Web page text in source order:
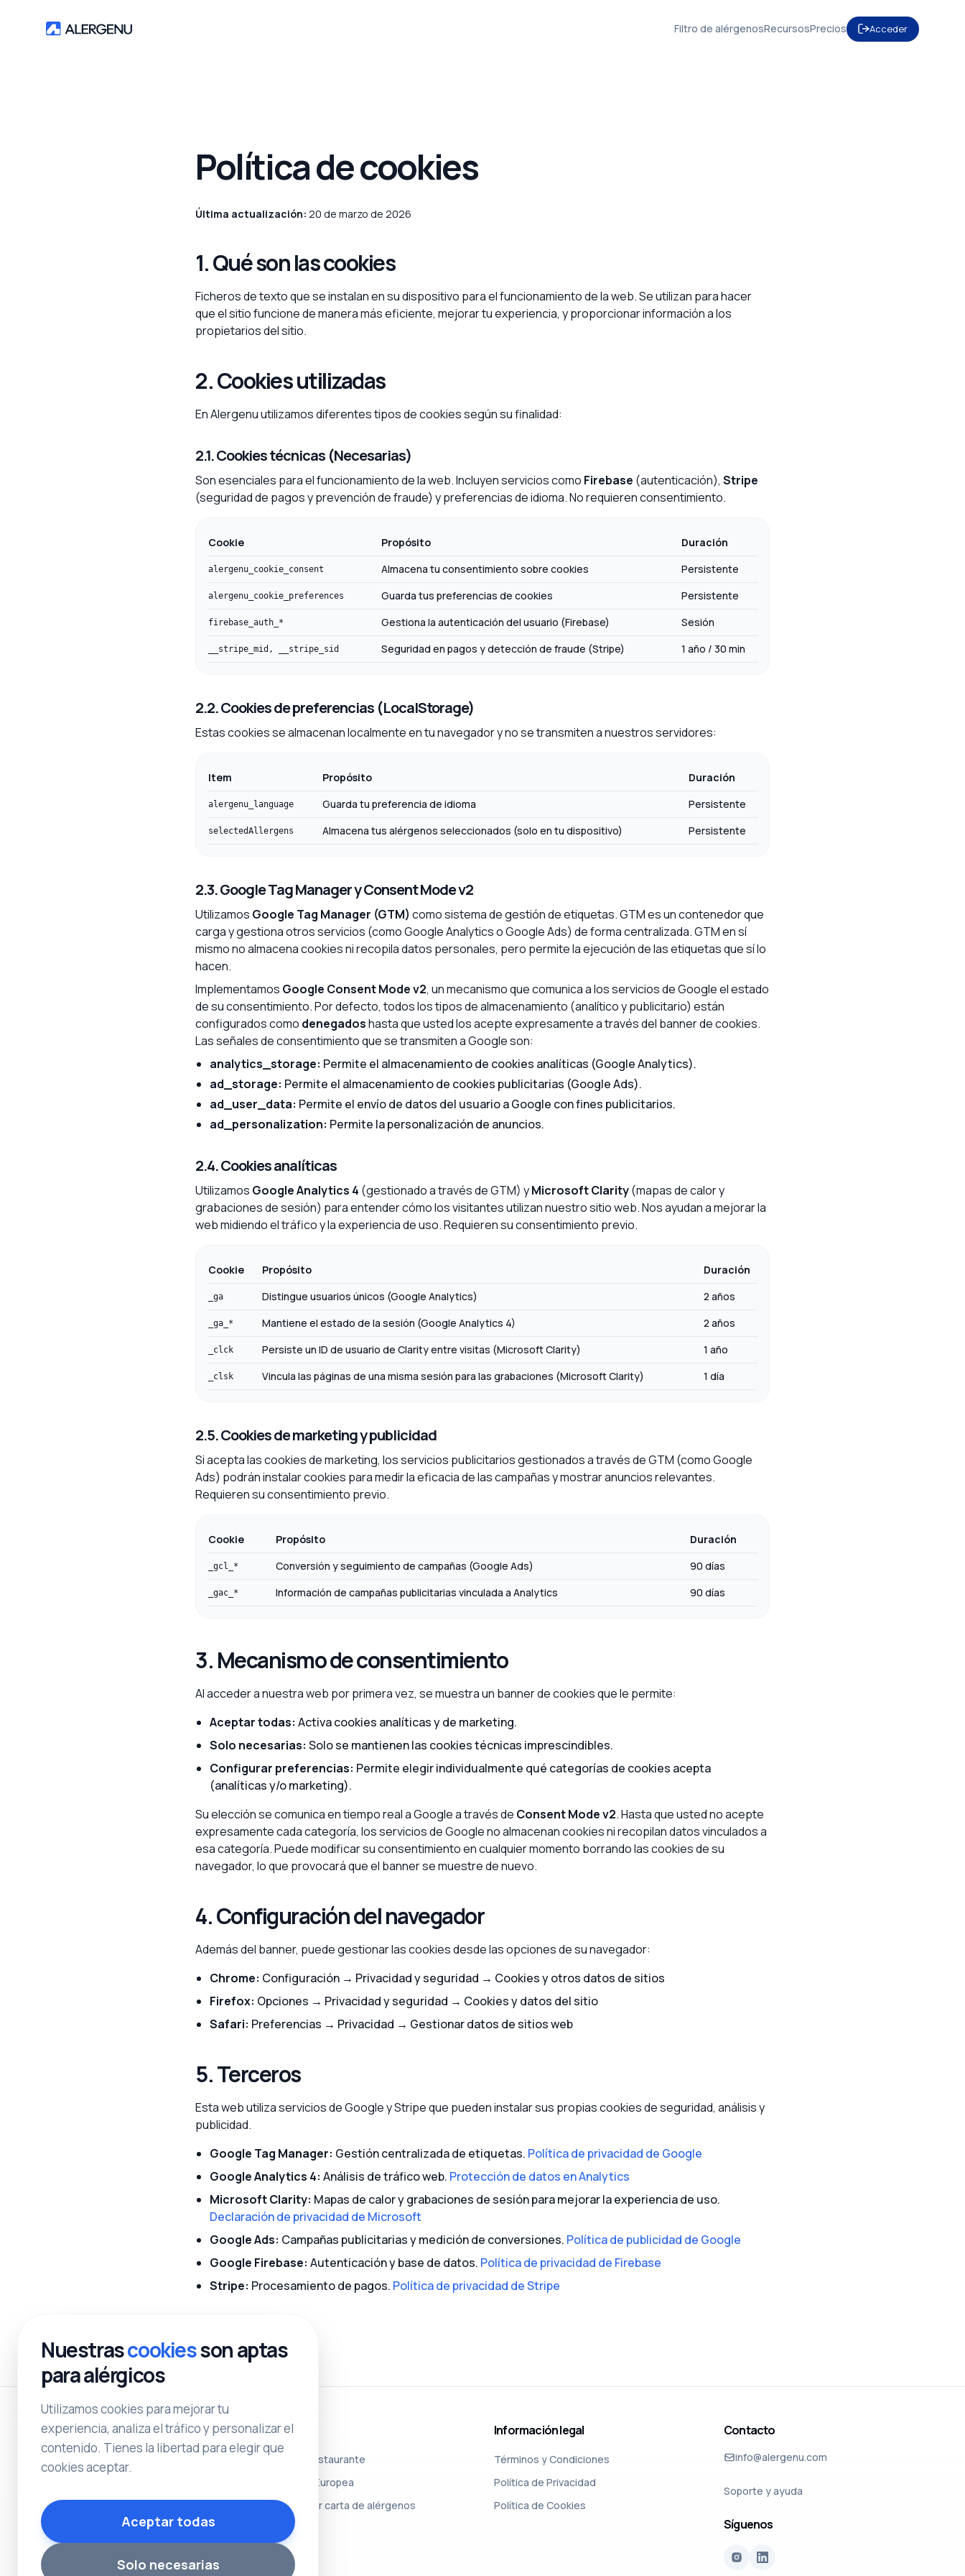
Filtro de alérgenosRecursosPrecios Acceder
Política de cookies
Última actualización: 20 de marzo de 2026
1. Qué son las cookies
Ficheros de texto que se instalan en su dispositivo para el funcionamiento de la web. Se utilizan para hacer
que el sitio funcione de manera más eficiente, mejorar tu experiencia, y proporcionar información a los
propietarios del sitio.
2. Cookies utilizadas
En Alergenu utilizamos diferentes tipos de cookies según su finalidad:
2.1. Cookies técnicas (Necesarias)
Son esenciales para el funcionamiento de la web. Incluyen servicios como Firebase (autenticación), Stripe
(seguridad de pagos y prevención de fraude) y preferencias de idioma. No requieren consentimiento.
Cookie Propósito Duración
alergenu_cookie_consent Almacena tu consentimiento sobre cookies Persistente
alergenu_cookie_preferences Guarda tus preferencias de cookies Persistente
firebase_auth_* Gestiona la autenticación del usuario (Firebase) Sesión
__stripe_mid, __stripe_sid Seguridad en pagos y detección de fraude (Stripe) 1 año / 30 min
2.2. Cookies de preferencias (LocalStorage)
Estas cookies se almacenan localmente en tu navegador y no se transmiten a nuestros servidores:
Item Propósito Duración
alergenu_language Guarda tu preferencia de idioma Persistente
selectedAllergens Almacena tus alérgenos seleccionados (solo en tu dispositivo) Persistente
2.3. Google Tag Manager y Consent Mode v2
Utilizamos Google Tag Manager (GTM) como sistema de gestión de etiquetas. GTM es un contenedor que
carga y gestiona otros servicios (como Google Analytics o Google Ads) de forma centralizada. GTM en sí
mismo no almacena cookies ni recopila datos personales, pero permite la ejecución de las etiquetas que sí lo
hacen.
Implementamos Google Consent Mode v2, un mecanismo que comunica a los servicios de Google el estado
de su consentimiento. Por defecto, todos los tipos de almacenamiento (analítico y publicitario) están
configurados como denegadoshasta que usted los acepte expresamente a través del banner de cookies.
Las señales de consentimiento que se transmiten a Google son:
analytics_storage: Permite el almacenamiento de cookies analíticas (Google Analytics).
ad_storage: Permite el almacenamiento de cookies publicitarias (Google Ads).
ad_user_data: Permite el envío de datos del usuario a Google con fines publicitarios.
ad_personalization: Permite la personalización de anuncios.
2.4. Cookies analíticas
Utilizamos Google Analytics 4 (gestionado a través de GTM) yMicrosoft Clarity(mapas de calor y
grabaciones de sesión) para entender cómo los visitantes utilizan nuestro sitio web. Nos ayudan a mejorar la
web midiendo el tráfico y la experiencia de uso. Requieren su consentimiento previo.
Cookie Propósito Duración
_ga Distingue usuarios únicos (Google Analytics) 2 años
_ga_* Mantiene el estado de la sesión (Google Analytics 4) 2 años
_clck Persiste un ID de usuario de Clarity entre visitas (Microsoft Clarity) 1 año
_clsk Vincula las páginas de una misma sesión para las grabaciones (Microsoft Clarity) 1 día
2.5. Cookies de marketing y publicidad
Si acepta las cookies de marketing, los servicios publicitarios gestionados a través de GTM (como Google
Ads) podrán instalar cookies para medir la eficacia de las campañas y mostrar anuncios relevantes.
Requieren su consentimiento previo.
Cookie Propósito Duración
_gcl_* Conversión y seguimiento de campañas (Google Ads) 90 días
_gac_* Información de campañas publicitarias vinculada a Analytics 90 días
3. Mecanismo de consentimiento
Al acceder a nuestra web por primera vez, se muestra un banner de cookies que le permite:
Aceptar todas: Activa cookies analíticas y de marketing.
Solo necesarias: Solo se mantienen las cookies técnicas imprescindibles.
Configurar preferencias: Permite elegir individualmente qué categorías de cookies acepta
(analíticas y/o marketing).
Su elección se comunica en tiempo real a Google a través de Consent Mode v2. Hasta que usted no acepte
expresamente cada categoría, los servicios de Google no almacenan cookies ni recopilan datos vinculados a
esa categoría. Puede modificar su consentimiento en cualquier momento borrando las cookies de su
navegador, lo que provocará que el banner se muestre de nuevo.
4. Configuración del navegador
Además del banner, puede gestionar las cookies desde las opciones de su navegador:
Chrome: Configuración → Privacidad y seguridad → Cookies y otros datos de sitios
Firefox: Opciones → Privacidad y seguridad → Cookies y datos del sitio
Safari: Preferencias → Privacidad → Gestionar datos de sitios web
5. Terceros
Esta web utiliza servicios de Google y Stripe que pueden instalar sus propias cookies de seguridad, análisis y
publicidad.
Google Tag Manager: Gestión centralizada de etiquetas. Política de privacidad de Google
Google Analytics 4: Análisis de tráfico web. Protección de datos en Analytics
Microsoft Clarity: Mapas de calor y grabaciones de sesión para mejorar la experiencia de uso.
Declaración de privacidad de Microsoft
Google Ads: Campañas publicitarias y medición de conversiones. Política de publicidad de Google
Google Firebase: Autenticación y base de datos. Política de privacidad de Firebase
Stripe: Procesamiento de pagos. Política de privacidad de Stripe
Somos una plataforma profesional para la
gestión de alérgenos en restaurantes.
tus clientes.
Recursos
QR carta restaurante
Normativa Europea
Cómo hacer carta de alérgenos
Información legal
Términos y Condiciones
Política de Privacidad
Política de Cookies
Contacto
info@alergenu.com
Soporte y ayuda
Síguenos
Nuestrascookiesson aptas
para alérgicos
Utilizamos cookies para mejorar tu
experiencia, analiza el tráfico y personalizar el
contenido. Tienes la libertad para elegir que
cookies aceptar.
Aceptar todas
Solo necesarias